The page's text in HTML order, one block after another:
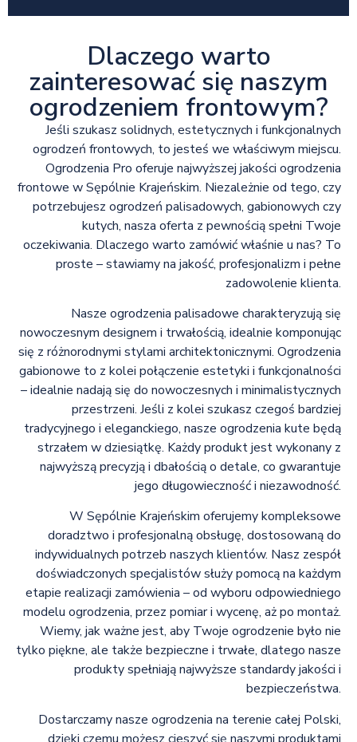
Dlaczego warto
zainteresować się naszym
ogrodzeniem frontowym?
Jeśli szukasz solidnych, estetycznych i funkcjonalnych
ogrodzeń frontowych, to jesteś we właściwym miejscu.
Ogrodzenia Pro oferuje najwyższej jakości ogrodzenia
frontowe w Sępólnie Krajeńskim. Niezależnie od tego, czy
potrzebujesz ogrodzeń palisadowych, gabionowych czy
kutych, nasza oferta z pewnością spełni Twoje
oczekiwania. Dlaczego warto zamówić właśnie u nas? To
proste – stawiamy na jakość, profesjonalizm i pełne
zadowolenie klienta.
Nasze ogrodzenia palisadowe charakteryzują się
nowoczesnym designem i trwałością, idealnie komponując
się z różnorodnymi stylami architektonicznymi. Ogrodzenia
gabionowe to z kolei połączenie estetyki i funkcjonalności
– idealnie nadają się do nowoczesnych i minimalistycznych
przestrzeni. Jeśli z kolei szukasz czegoś bardziej
tradycyjnego i eleganckiego, nasze ogrodzenia kute będą
strzałem w dziesiątkę. Każdy produkt jest wykonany z
najwyższą precyzją i dbałością o detale, co gwarantuje
jego długowieczność i niezawodność.
W Sępólnie Krajeńskim oferujemy kompleksowe
doradztwo i profesjonalną obsługę, dostosowaną do
indywidualnych potrzeb naszych klientów. Nasz zespół
doświadczonych specjalistów służy pomocą na każdym
etapie realizacji zamówienia – od wyboru odpowiedniego
modelu ogrodzenia, przez pomiar i wycenę, aż po montaż.
Wiemy, jak ważne jest, aby Twoje ogrodzenie było nie
tylko piękne, ale także bezpieczne i trwałe, dlatego nasze
produkty spełniają najwyższe standardy jakości i
bezpieczeństwa.
Dostarczamy nasze ogrodzenia na terenie całej Polski,